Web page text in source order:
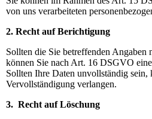
von uns verarbeiteten
2. Recht auf Berichtigung
Sollten die Sie betreffenden Angaben
können Sie nach Art. 16 DSGVO
Sollten Ihre Daten unvollständig sein,
Vervollständigung verlangen.
3. Recht auf Löschung